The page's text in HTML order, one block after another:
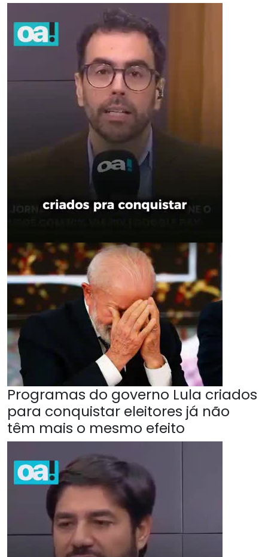
Programas do governo Lula criados
para conquistar eleitores já não
têm mais o mesmo efeito